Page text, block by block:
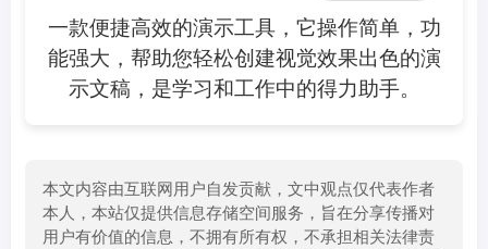
一款便捷高效的演示工具，它操作简单，功
能强大，帮助您轻松创建视觉效果出色的演
示文稿，是学习和工作中的得力助手。
本文内容由互联网用户自发贡献，文中观点仅代表作者
本人，本站仅提供信息存储空间服务，旨在分享传播对
用户有价值的信息，不拥有所有权，不承担相关法律责